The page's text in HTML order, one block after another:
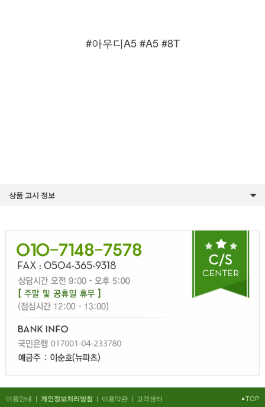
#아우디A5 #A5 #8T
상품 고시 정보
이용안내 | 개인정보처리방침 | 이용약관 | 고객센터 TOP